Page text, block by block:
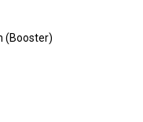
(Booster)